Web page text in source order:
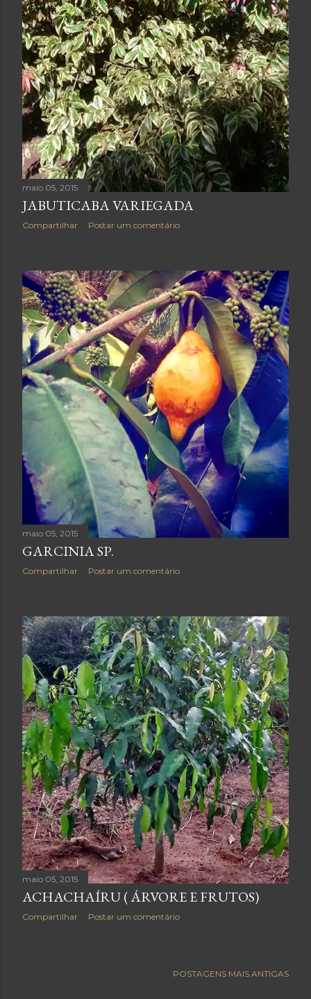
maio 05, 2015
JABUTICABA VARIEGADA
Compartilhar Postar um comentário
maio 05, 2015
GARCINIA SP.
Compartilhar Postar um comentário
maio 05, 2015
ACHACHAÍRU ( ÁRVORE E FRUTOS)
Compartilhar Postar um comentário
POSTAGENS MAIS ANTIGAS